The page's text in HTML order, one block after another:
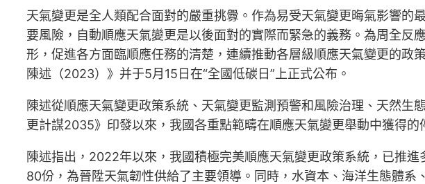
天氣變更是全人類配合面對的嚴重挑釁。作為易受天氣變更晦氣影響的
要風險，自動順應天氣變更是以後面對的實際而緊急的義務。為周全
形，促進各方面臨順應任務的清楚，連續推動各層級順應天氣變更的
陳述（2023）》并于5月15日在“全國低碳日”上正式公布。
陳述從順應天氣變更政策系統、天氣變更監測預警和風險治理、天然
更計謀2035》印發以來，我國各重點範疇在順應天氣變更舉動中獲得的
陳述指出，2022年以來，我國積極完美順應天氣變更政策系統，已推進
80份，為晉陞天氣韌性供給了主要領導。同時，水資本、海洋生態體系